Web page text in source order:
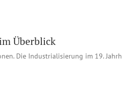
Überblick
Die Industrialisierung im 19.